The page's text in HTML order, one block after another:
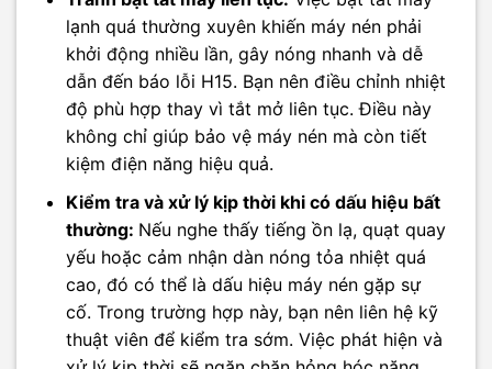
lạnh quá thường xuyên khiến máy nén phải
khởi động nhiều lần, gây nóng nhanh và dễ
dẫn đến báo lỗi H15. Bạn nên điều chỉnh nhiệt
độ phù hợp thay vì tắt mở liên tục. Điều này
không chỉ giúp bảo vệ máy nén mà còn tiết
kiệm điện năng hiệu quả.
Kiểm tra và xử lý kịp thời khi có dấu hiệu bất
thường: Nếu nghe thấy tiếng ồn lạ, quạt quay
yếu hoặc cảm nhận dàn nóng tỏa nhiệt quá
cao, đó có thể là dấu hiệu máy nén gặp sự
cố. Trong trường hợp này, bạn nên liên hệ kỹ
thuật viên để kiểm tra sớm. Việc phát hiện và